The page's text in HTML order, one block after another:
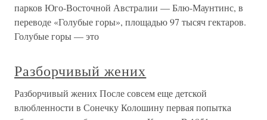
парков Юго-Восточной Австралии — Блю-Маунтинс, в
переводе «Голубые горы», площадью 97 тысяч гектаров.
Голубые горы — это
Разборчивый жених
Разборчивый жених После совсем еще детской
влюбленности в Сонечку Колошину первая попытка